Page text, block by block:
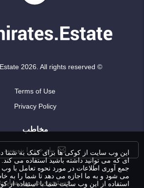
© Emirates.Estate 2026. All rights reserved.
Terms of Use
Privacy Policy
مخاطب
پیام خود را بنویسید
جستجوی در وب
این وب سایت از کوکی ها برای کمک به شما در
ای که می توانید داشته باشید استفاده می
جمع آوری اطلاعات در مورد نحوه تعامل با
می شود و به ما اجازه می دهد تا شما را به
استفاده از این وب سایت شما با استفاده از